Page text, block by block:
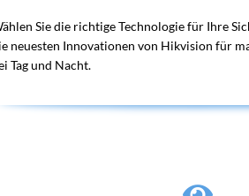
Sie die richtige Technologie für Ihre
neuesten Innovationen von Hikvision für
Tag und Nacht.